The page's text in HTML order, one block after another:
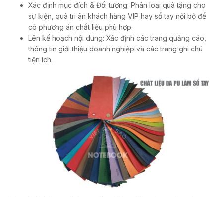
Xác định mục đích & Đối tượng: Phân loại quà tặng cho
sự kiện, quà tri ân khách hàng VIP hay sổ tay nội bộ để
có phương án chất liệu phù hợp.
Lên kế hoạch nội dung: Xác định các trang quảng cáo,
thông tin giới thiệu doanh nghiệp và các trang ghi chú
tiện ích.